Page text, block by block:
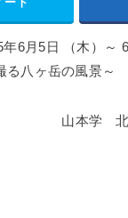
6月5日 （木）～
八ヶ岳の風景～
山本学